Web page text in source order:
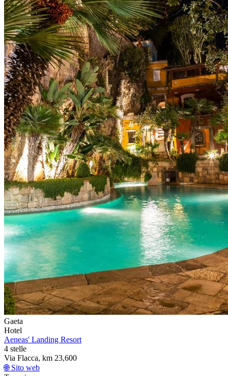
Gaeta
Hotel
Aeneas' Landing Resort
4 stelle
Via Flacca, km 23,600
🌐 Sito web